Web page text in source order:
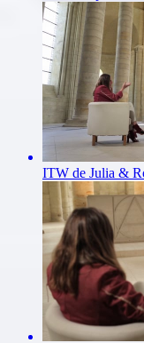
ITW de Julia &